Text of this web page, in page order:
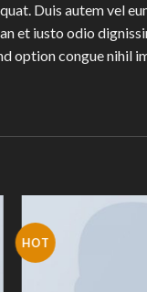
Duis autem vel
et iusto odio
option congue nihil
HOT